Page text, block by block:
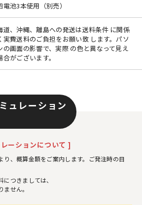
電池3本使用（別売）
道、沖縄、離島への発送は送料条件 に関係
実費送料のご負担をお願い致 します。パソ
の画面の影響で、実際 の色と異なって見え
合がございます。
ュレーション
ーションについて ]
り、概算金額をご案内します。ご発注時の目
つきましては、
せん。